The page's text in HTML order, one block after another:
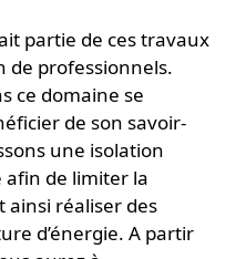
partie de ces travaux
de professionnels.
ce domaine se
de son savoir-
une isolation
de limiter la
ainsi réaliser des
d’énergie. A partir